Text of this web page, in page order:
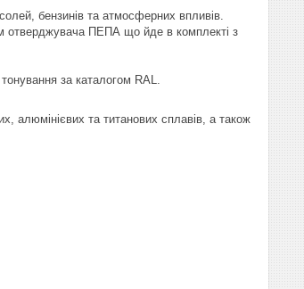
бензинів та атмосферних впливів.
отверджувача ПЕПА що йде в комплекті з
за каталогом RAL.
алюмінієвих та титанових сплавів, а також